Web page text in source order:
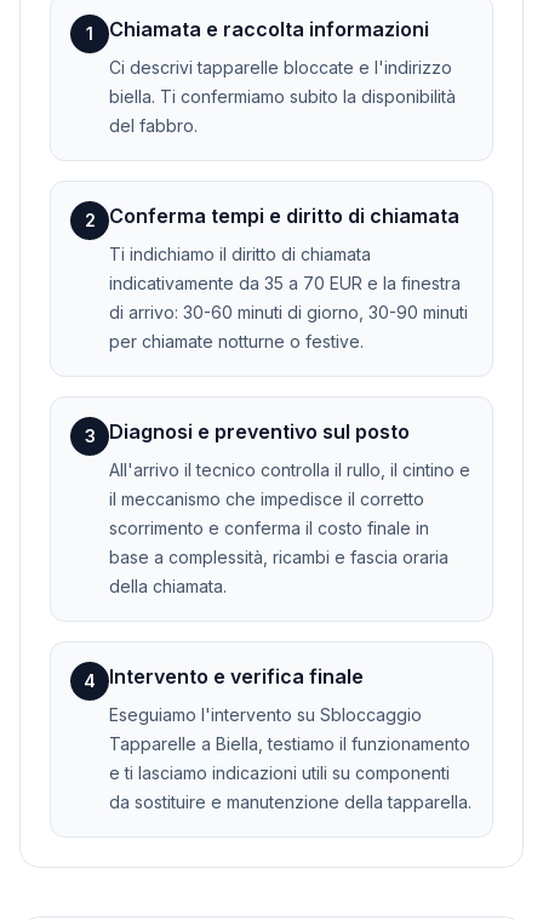
1 Chiamata e raccolta informazioni
Ci descrivi tapparelle bloccate e l'indirizzo
biella. Ti confermiamo subito la disponibilità
del fabbro.
2 Conferma tempi e diritto di chiamata
Ti indichiamo il diritto di chiamata
indicativamente da 35 a 70 EUR e la finestra
di arrivo: 30-60 minuti di giorno, 30-90 minuti
per chiamate notturne o festive.
3 Diagnosi e preventivo sul posto
All'arrivo il tecnico controlla il rullo, il cintino e
il meccanismo che impedisce il corretto
scorrimento e conferma il costo finale in
base a complessità, ricambi e fascia oraria
della chiamata.
4 Intervento e verifica finale
Eseguiamo l'intervento su Sbloccaggio
Tapparelle a Biella, testiamo il funzionamento
e ti lasciamo indicazioni utili su componenti
da sostituire e manutenzione della tapparella.